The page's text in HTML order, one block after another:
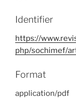
Identifier
https://
php/sochimef/
Format
application/pdf